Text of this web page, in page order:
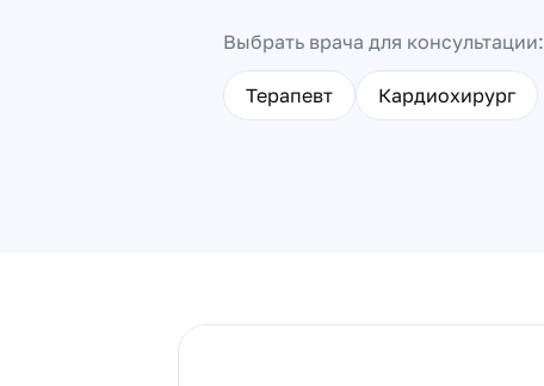
Выбрать врача для консультации:
Терапевт Кардиохирург